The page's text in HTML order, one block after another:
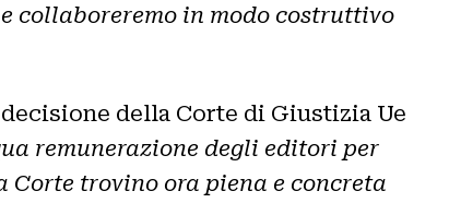
collaboreremo in modo costruttivo
della Corte di Giustizia Ue
remunerazione degli editori per
trovino ora piena e concreta